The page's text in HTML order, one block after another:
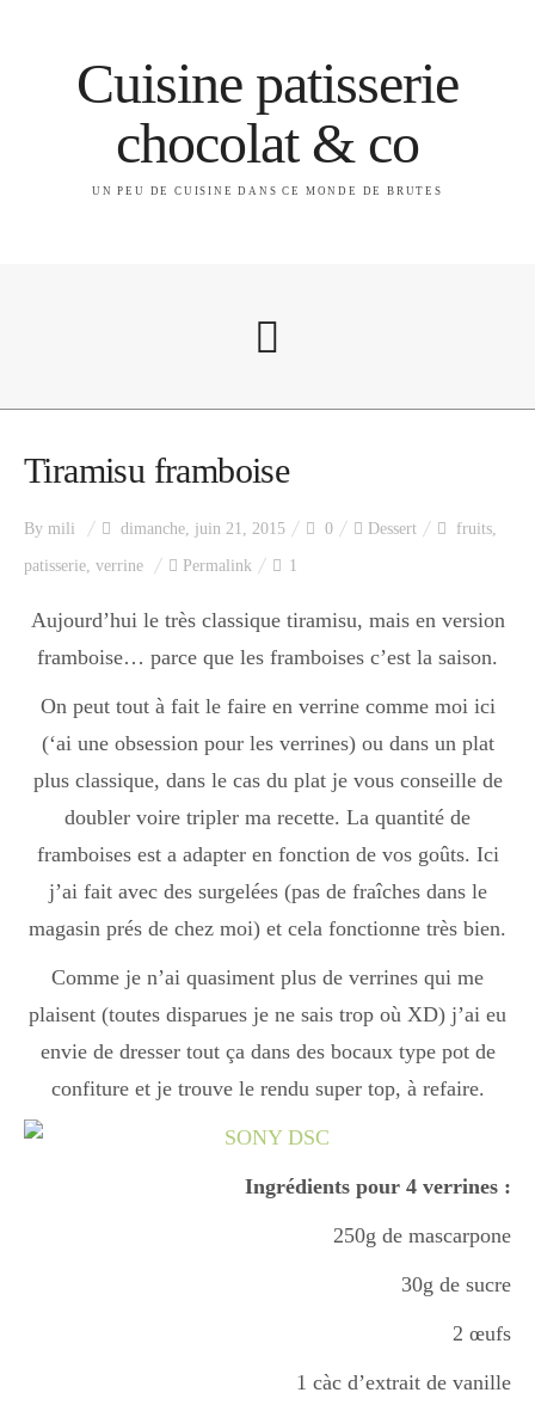
Cuisine patisserie
chocolat & co
UN PEU DE CUISINE DANS CE MONDE DE BRUTES
A propos
Index des recettes
Catégories
Apéro
Entrée
plats
Dessert
Boisson chaudes
Les classiques
Recettes Végétariennes
Tiramisu framboise
By mili dimanche, juin 21, 2015 0 Dessert fruits,
patisserie, verrine Permalink 1
Aujourd’hui le très classique tiramisu, mais en version
framboise… parce que les framboises c’est la saison.
On peut tout à fait le faire en verrine comme moi ici
(‘ai une obsession pour les verrines) ou dans un plat
plus classique, dans le cas du plat je vous conseille de
doubler voire tripler ma recette. La quantité de
framboises est a adapter en fonction de vos goûts. Ici
j’ai fait avec des surgelées (pas de fraîches dans le
magasin prés de chez moi) et cela fonctionne très bien.
Comme je n’ai quasiment plus de verrines qui me
plaisent (toutes disparues je ne sais trop où XD) j’ai eu
envie de dresser tout ça dans des bocaux type pot de
confiture et je trouve le rendu super top, à refaire.
Ingrédients pour 4 verrines :
250g de mascarpone
30g de sucre
2 œufs
1 càc d’extrait de vanille